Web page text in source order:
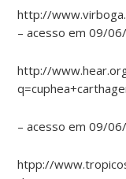
http://
– acesso em 09/
http://
– acesso em 09/
htpp://